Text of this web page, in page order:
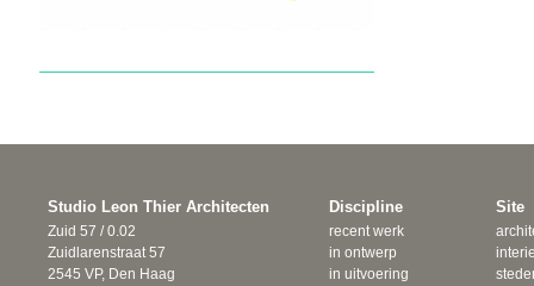
Studio Leon Thier Architecten
Zuid 57 / 0.02
Zuidlarenstraat 57
2545 VP, Den Haag
Discipline
recent werk
in ontwerp
in uitvoering
Site